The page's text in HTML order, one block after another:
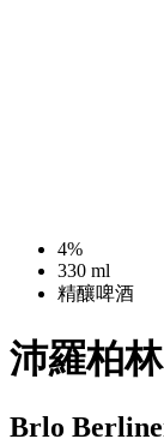
4%
330 ml
精釀啤酒
沛羅柏
Brlo